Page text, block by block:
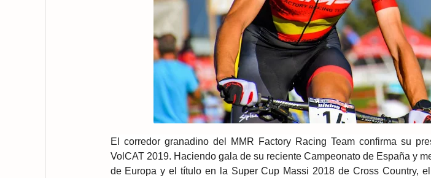
El corredor granadino del MMR Factory Racing Team confirma su
VolCAT 2019. Haciendo gala de su reciente Campeonato de España y
de Europa y el título en la Super Cup Massi 2018 de Cross Country,